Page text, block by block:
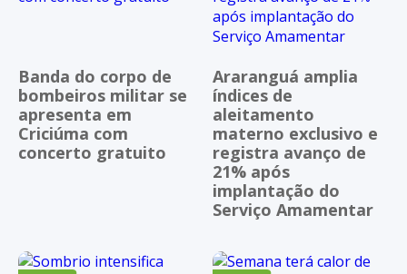
Banda do corpo de
bombeiros militar se
apresenta em
Criciúma com
concerto gratuito
Araranguá amplia
índices de
aleitamento
materno exclusivo e
registra avanço de
21% após
implantação do
Serviço Amamentar